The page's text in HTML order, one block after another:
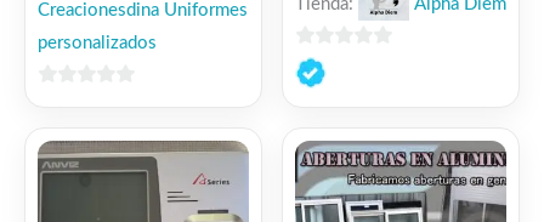
Creacionesdina Uniformes
personalizados
5
Tienda: Alpha Diem
0
de